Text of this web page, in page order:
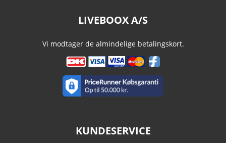
LIVEBOOX A/S
Vi modtager de almindelige betalingskort.
KUNDESERVICE